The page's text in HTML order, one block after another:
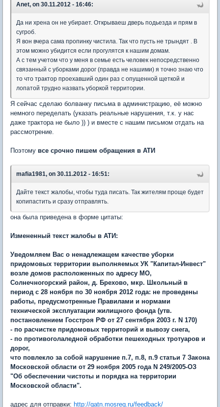
Anet, on 30.11.2012 - 16:46:
Да ни хрена он не убирает. Открываеш дверь подьезда и прям в
сугроб.
Я вон вчера сама пропинку чистила. Так что пусть не трындят . В
этом можно убидится если прогулятся к нашим домам.
А с тем учетом что у меня в семье есть человек непосредственно
связанный с уборками дорог (правда не нашими) я точно знаю что
то что трактор проехавший один раз с опущенной щеткой и
лопатой трудно назвать уборкой территории.
Я сейчас сделаю болванку письма в администрацию, её можно
немного переделать (указать реальные нарушения, т.к. у нас
даже трактора не было )) ) и вместе с нашим письмом отдать на
рассмотрение.
Поэтому все срочно пишем обращения в АТИ
mafia1981, on 30.11.2012 - 16:51:
Дайте текст жалобы, чтобы туда писать. Так жителям проще будет
копипастить и сразу отправлять.
она была приведена в форме цитаты:
Измененный текст жалобы в АТИ:
Уведомляем Вас о ненадлежащем качестве уборки
придомовых территории выполняемых УК "Капитал-Инвест"
возле домов расположенных по адресу МО,
Солнечногорский район, д. Брехово, мкр. Школьный в
период с 28 ноября по 30 ноября 2012 года: не проведены
работы, предусмотренные Правилами и нормами
технической эксплуатации жилищного фонда (утв.
постановлением Госстроя РФ от 27 сентября 2003 г. N 170)
- по расчистке придомовых территорий и вывозу снега,
- по противоголаледной обработки пешеходных тротуаров и
дорог,
что повлекло за собой нарушение п.7, п.8, п.9 статьи 7 Закона
Московской области от 29 ноября 2005 года N 249/2005-ОЗ
"Об обеспечении чистоты и порядка на территории
Московской области".
адрес для отправки: http://gatn.mosreg.ru/feedback/